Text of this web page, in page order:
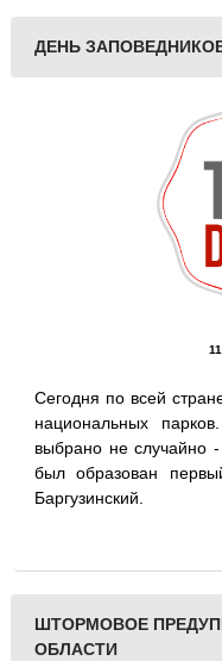
ДЕНЬ
Сегодня по всей
национальных
выбрано не случайно
был образован
Баргузинский.
ШТОРМОВОЕ
ОБЛАСТИ